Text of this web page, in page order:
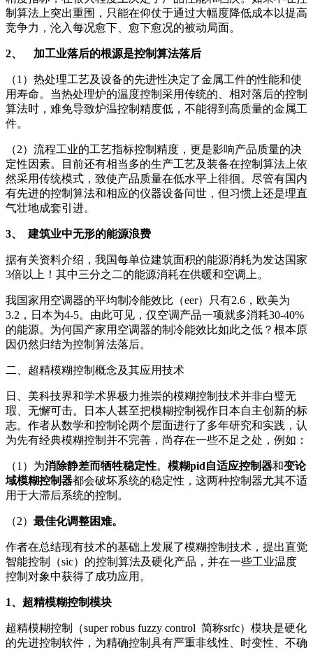
制算法上突出重围，只能在仰仗于通过大幅度降低成本以提高
竞争力，沦入每况愈下、愈下愈况的被动局面。
2、 加工业落后的根源是控制算法落后
（1）热处理工艺及设备的先进性决定了金属工件的性能和使
用寿命。当热处理炉的温度控制采用传统的、相对落后的控制
算法时，难免导致炉温控制精度低，不能得到高质量的金属工
件。
（2）流程工业的工艺指标控制精度，更是影响产品质量的决
定性因素。目前还有相当多的生产工艺及装备在控制算法上依
然采用传统模式，致使产品质量在低水平上徘徊。尽管有国内
有先进的控制算法和相应的仪器设备问世，但习惯上还是理直
气壮地成套引进。
3、 建筑业中无形的能源浪费
据有关资料介绍，我国每单位建筑面积的能源消耗为发达国家
3倍以上！其中三分之二的能源消耗在供暖和空调上。
我国家用空调器的平均制冷能效比（eer）只有2.6，欧美为
3.2，日本为4-5。由此可见，仅空调产品一项就多消耗30-40%
的能源。为何国产家用空调器的制冷能效比如此之低？根本原
因仍然归结为控制算法落后。
二、超精模糊控制概念及其应用技术
日、美科技界和学术界极力推崇的模糊控制技术并非白璧无
瑕、无懈可击。日本人甚至把模糊控制视作日本自主创新的标
志。作者从数学和控制论两个层面进行了多年研究和实践，认
为先有经典模糊控制并不完善，尚存在一些不足之处，例如：
（1）为消除静差而牺牲稳定性。 模糊pid自适应控制器和变论
域模糊控制器都会破坏系统的稳定性，这两种控制器尤其不适
用于大滞后系统的控制。
（2） 最佳化调整困难。
作者在总结现有技术的基础上发展了模糊控制技术，提出直觉
智能控制（sic）的控制算法及硬化产品，并在一些工业温度
控制对象中获得了成功应用。
1、超精模糊控制模块
超精模糊控制（super robus fuzzy control 简称srfc）模块是硬化
的先进控制软件，为精确控制具有严重非线性、时变性、不确